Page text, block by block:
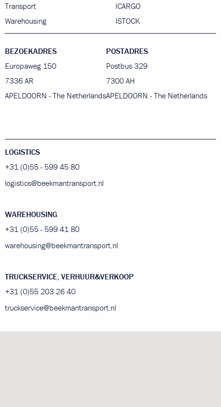
Transport
Warehousing
ICARGO
ISTOCK
BEZOEKADRES
Europaweg 150
7336 AR
APELDOORN - The Netherlands
POSTADRES
Postbus 329
7300 AH
APELDOORN - The Netherlands
LOGISTICS
+31 (0)55 - 599 45 80
logistics@beekmantransport.nl
WAREHOUSING
+31 (0)55 - 599 41 80
warehousing@beekmantransport.nl
TRUCKSERVICE, VERHUUR&VERKOOP
+31 (0)55 203 26 40
truckservice@beekmantransport.nl